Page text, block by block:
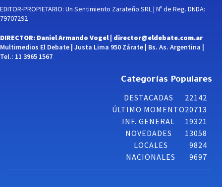
EDITOR-PROPIETARIO: Un Sentimiento Zarateño SRL | Nº de Reg. DNDA:
79707292
DIRECTOR: Daniel Armando Vogel | director@eldebate.com.ar
Multimedios El Debate | Justa Lima 950 Zárate | Bs. As. Argentina |
Tel.: 11 3965 1567
Categorías Populares
DESTACADAS
22142
ÚLTIMO MOMENTO20713
INF. GENERAL
19321
NOVEDADES
13058
LOCALES
9824
NACIONALES
9697